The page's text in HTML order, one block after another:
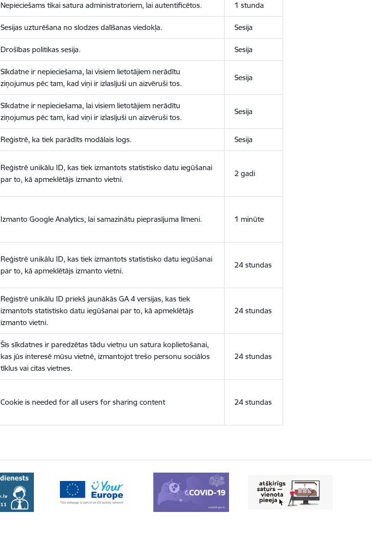
Nepieciešams tikai satura administratoriem, lai autentificētos. 1 stunda
Sesijas uzturēšana no slodzes dalīšanas viedokļa. Sesija
Drošības politikas sesija. Sesija
Sīkdatne ir nepieciešama, lai visiem lietotājiem nerādītu
ziņojumus pēc tam, kad viņi ir izlasījuši un aizvēruši tos.
Sesija
Sīkdatne ir nepieciešama, lai visiem lietotājiem nerādītu
ziņojumus pēc tam, kad viņi ir izlasījuši un aizvēruši tos.
Sesija
Reģistrē, ka tiek parādīts modālais logs. Sesija
Reģistrē unikālu ID, kas tiek izmantots statistisko datu iegūšanai
par to, kā apmeklētājs izmanto vietni.
2 gadi
Izmanto Google Analytics, lai samazinātu pieprasījuma līmeni. 1 minūte
Reģistrē unikālu ID, kas tiek izmantots statistisko datu iegūšanai
par to, kā apmeklētājs izmanto vietni.
24 stundas
Reģistrē unikālu ID priekš jaunākās GA 4 versijas, kas tiek
izmantots statistisko datu iegūšanai par to, kā apmeklētājs
izmanto vietni.
24 stundas
Šīs sīkdatnes ir paredzētas tādu vietņu un satura koplietošanai,
kas jūs interesē mūsu vietnē, izmantojot trešo personu sociālos
tīklus vai citas vietnes.
24 stundas
Cookie is needed for all users for sharing content 24 stundas